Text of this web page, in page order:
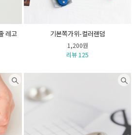
레고
기본쪽가위-컬러랜덤
1,200원
리뷰 125